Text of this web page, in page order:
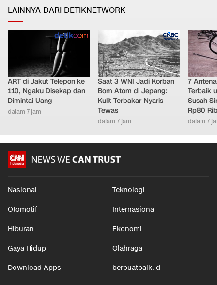
LAINNYA DARI DETIKNETWORK
ART di Jakut Telepon ke
110, Ngaku Disekap dan
Dimintai Uang
dalam 7 jam
Saat 3 WNI Jadi Korban
Bom Atom di Jepang:
Kulit Terbakar-Nyaris
Tewas
dalam 7 jam
7
Terbaik
Susah
Rp80
dalam 7
Nasional Teknologi
Otomotif Internasional
Hiburan Ekonomi
Gaya Hidup Olahraga
Download Apps berbuatbaik.id